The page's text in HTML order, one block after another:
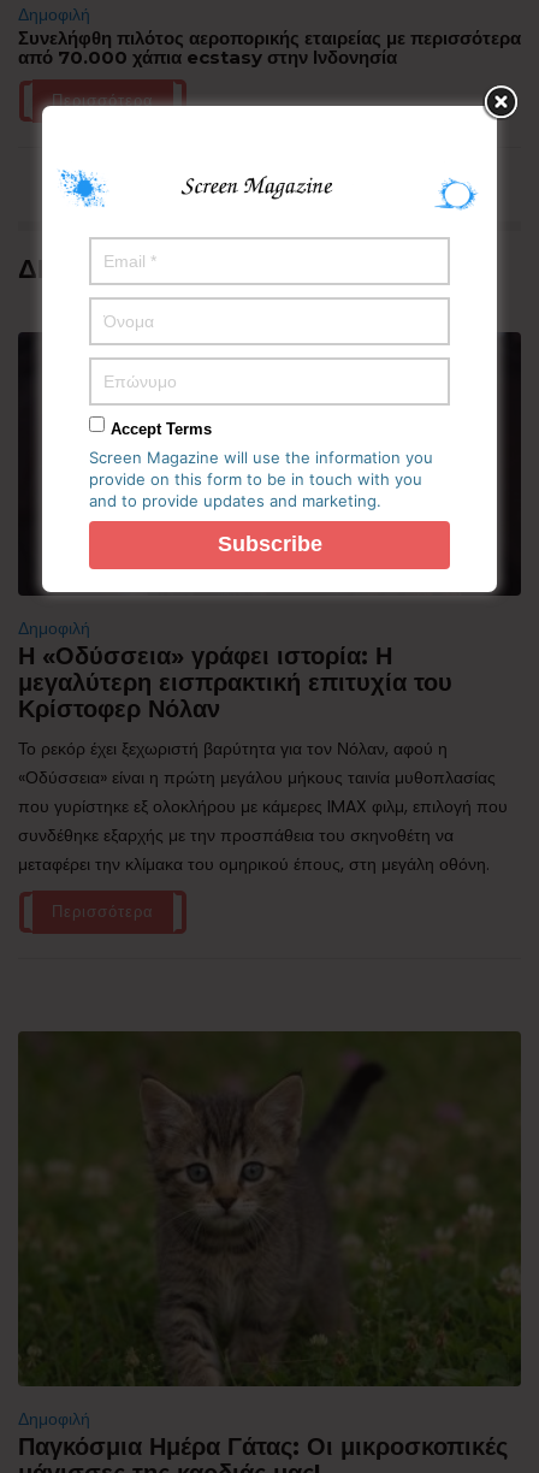
Δημοφιλή
Συνελήφθη πιλότος αεροπορικής εταιρείας με περισσότερα
από 70.000 χάπια ecstasy στην Ινδονησία
Περισσότερα
ΔΗΜΟΦΙΛΗ
Δημοφιλή
Η «Οδύσσεια» γράφει ιστορία: Η
μεγαλύτερη εισπρακτική επιτυχία του
Κρίστοφερ Νόλαν
Το ρεκόρ έχει ξεχωριστή βαρύτητα για τον Νόλαν, αφού η
«Οδύσσεια» είναι η πρώτη μεγάλου μήκους ταινία μυθοπλασίας
που γυρίστηκε εξ ολοκλήρου με κάμερες IMAX φιλμ, επιλογή που
συνδέθηκε εξαρχής με την προσπάθεια του σκηνοθέτη να
μεταφέρει την κλίμακα του ομηρικού έπους, στη μεγάλη οθόνη.
Περισσότερα
Δημοφιλή
Παγκόσμια Ημέρα Γάτας: Οι μικροσκοπικές
Accept Terms
Screen Magazine will use the information you
provide on this form to be in touch with you
and to provide updates and marketing.